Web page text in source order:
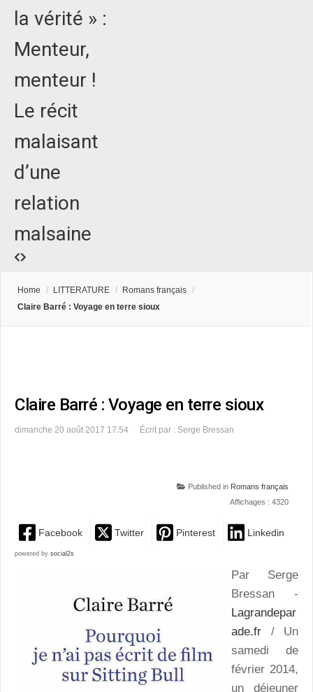
la vérité » :
Menteur,
menteur !
Le récit
malaisant
d’une
relation
malsaine
Home / LITTERATURE / Romans français /
Claire Barré : Voyage en terre sioux
Claire Barré : Voyage en terre sioux
dimanche 20 août 2017 17:54 Écrit par : Serge Bressan
Published in Romans français
Affichages : 4320
Facebook Twitter Pinterest Linkedin
powered by social2s
Par Serge
Bressan -
Lagrandepar
ade.fr / Un
samedi de
février 2014,
un déjeuner